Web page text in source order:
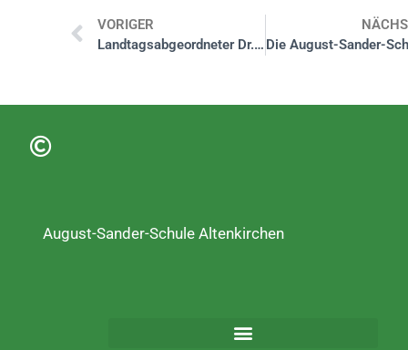
VORIGER
Landtagsabgeordneter Dr. Matthias Reuber besucht die August-Sander-Schule
August-Sander-Schule Altenkirchen